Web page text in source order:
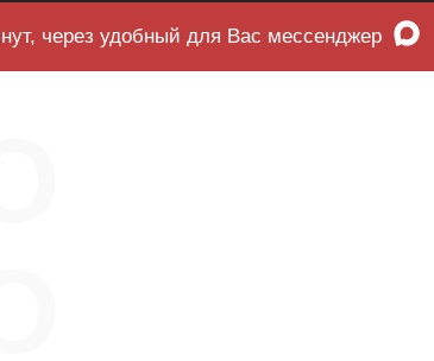
через удобный для Вас мессенджер